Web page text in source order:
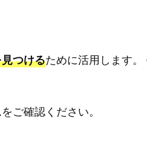
つけるために活用します
ご確認ください。